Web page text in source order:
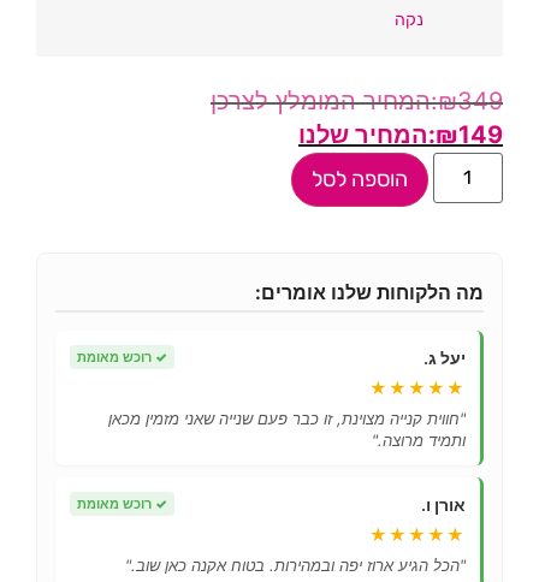
נקה
₪349
₪149
הוספה לסל
מה הלקוחות שלנו אומרים:
יעל ג. ✓ רוכש מאומת
★★★★★
"חווית קנייה מצוינת, זו כבר פעם שנייה שאני מזמין מכאן
ותמיד מרוצה."
אורן ו. ✓ רוכש מאומת
★★★★★
"הכל הגיע ארוז יפה ובמהירות. בטוח אקנה כאן שוב."